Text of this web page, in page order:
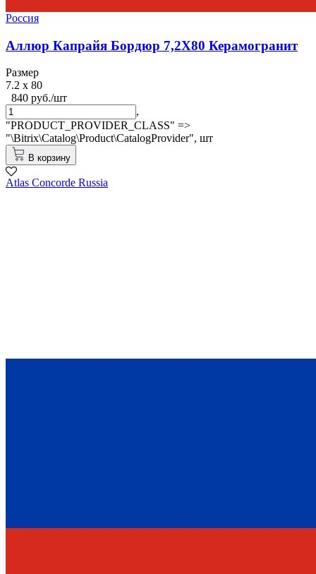
Россия
Аллюр Капрайя Бордюр 7,2X80 Керамогранит
Размер
7.2 x 80
840 руб./шт
,
"PRODUCT_PROVIDER_CLASS" =>
"\Bitrix\Catalog\Product\CatalogProvider", шт
В корзину
Atlas Concorde Russia